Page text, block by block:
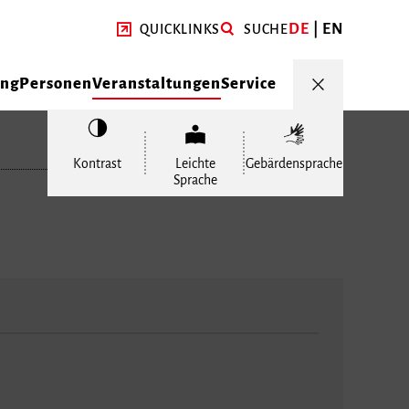
QUICKLINKS SUCHEDE EN
PersonenVeranstaltungenService
Kontrast
Leichte
Sprache
Gebärdensprache